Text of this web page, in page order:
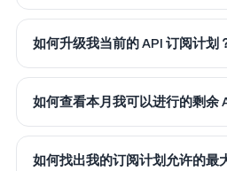
如何升级我当前的 API 订阅计划
如何查看本月我可以进行的剩余
如何找出我的订阅计划允许的最